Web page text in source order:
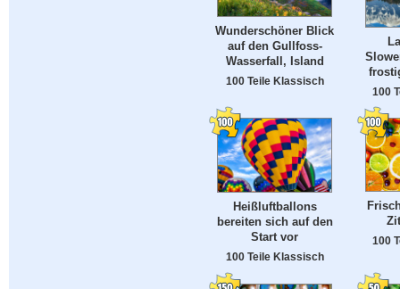
Wunderschöner Blick
auf den Gullfoss-
Wasserfall, Island
100 Teile Klassisch
100
Heißluftballons
bereiten sich auf den
Start vor
100 Teile Klassisch
100